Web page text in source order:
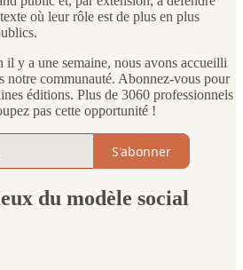
où leur rôle est de plus en plus
il y a une semaine, nous avons accueilli
notre communauté. Abonnez-vous pour
éditions. Plus de 3060 professionnels
pas cette opportunité !
S'abonner
du modèle social